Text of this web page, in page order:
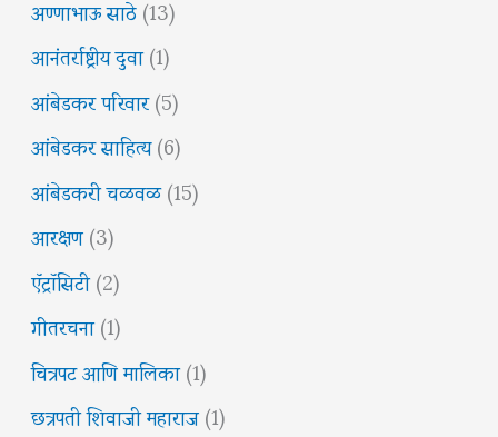
आनंतर्राष्ट्रीय दुवा(1)
आंबेडकर परिवार(5)
आंबेडकर साहित्य(6)
आंबेडकरी चळवळ(15)
आरक्षण(3)
ऍट्रॉसिटी(2)
गीतरचना(1)
चित्रपट आणि मालिका(1)
छत्रपती शिवाजी महाराज(1)